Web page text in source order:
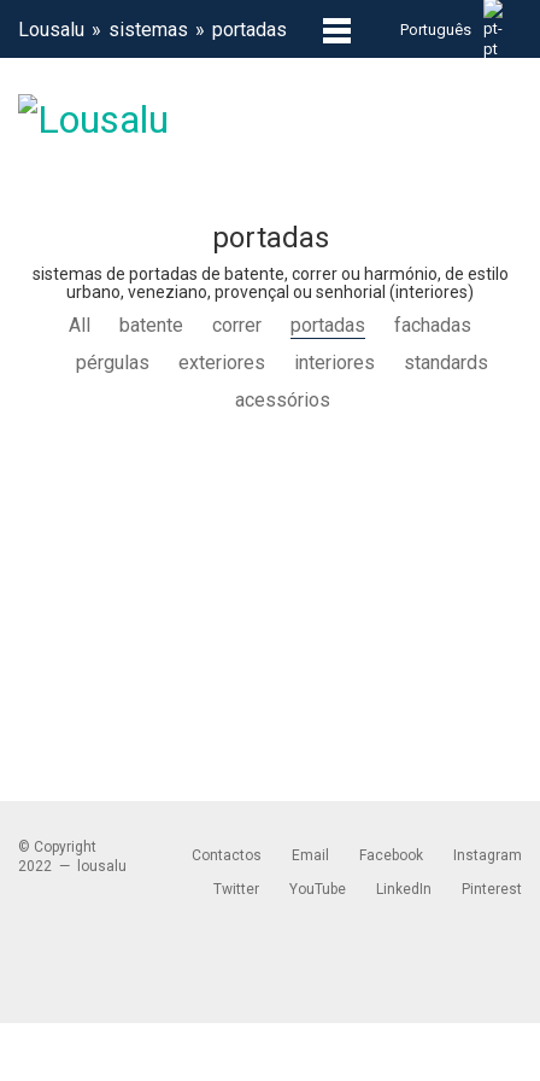
Lousalu sistemas portadas Português
portadas
sistemas de portadas de batente, correr ou harmónio, de estilo
urbano, veneziano, provençal ou senhorial (interiores)
All batente correr portadas
fachadas
pérgulas
exteriores interiores
standards
acessórios
Contactos Email Facebook
Instagram
Twitter
YouTube LinkedIn Pinterest
© Copyright
2022 —
lousalu